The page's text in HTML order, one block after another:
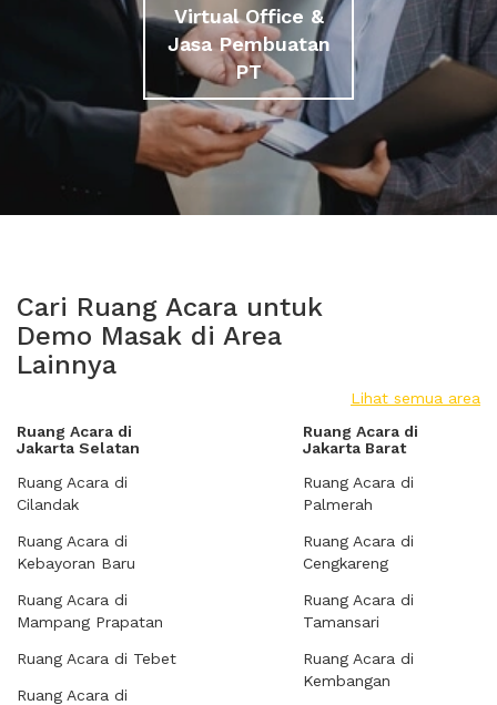
Virtual Office &
Jasa Pembuatan
PT
Cari Ruang Acara untuk
Demo Masak di Area
Lainnya
Lihat semua area
Ruang Acara di
Jakarta Selatan
Ruang Acara di
Cilandak
Ruang Acara di
Kebayoran Baru
Ruang Acara di
Mampang Prapatan
Ruang Acara di Tebet
Ruang Acara di
Ruang Acara di
Jakarta Barat
Ruang Acara di
Palmerah
Ruang Acara di
Cengkareng
Ruang Acara di
Tamansari
Ruang Acara di
Kembangan